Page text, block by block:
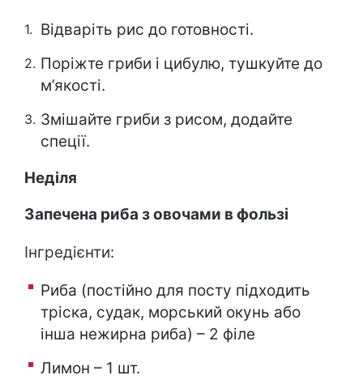
Відваріть рис до готовності.
Поріжте гриби і цибулю, тушкуйте до
м’якості.
Змішайте гриби з рисом, додайте
спеції.
Неділя
Запечена риба з овочами в фользі
Інгредієнти:
Риба (постійно для посту підходить
тріска, судак, морський окунь або
інша нежирна риба) – 2 філе
Лимон – 1 шт.